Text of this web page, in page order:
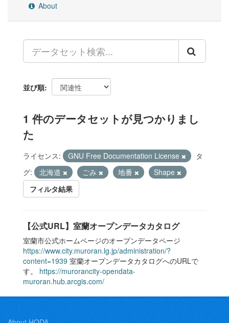
About
並び順
1 件のデータセットが見つかりまし
た
ライセンス: GNU Free Documentation License
タ
グ:
北海道 ごみ 地番
Shape
フィルタ結果
【公式URL】室蘭オープンデータカタログ
室蘭市公式ホームページのオープンデータページ
https://www.city.muroran.lg.jp/administration/?
content=1939 室蘭オープンデータカタログへのURLで
す。 https://murorancity-opendata-
muroran.hub.arcgis.com/